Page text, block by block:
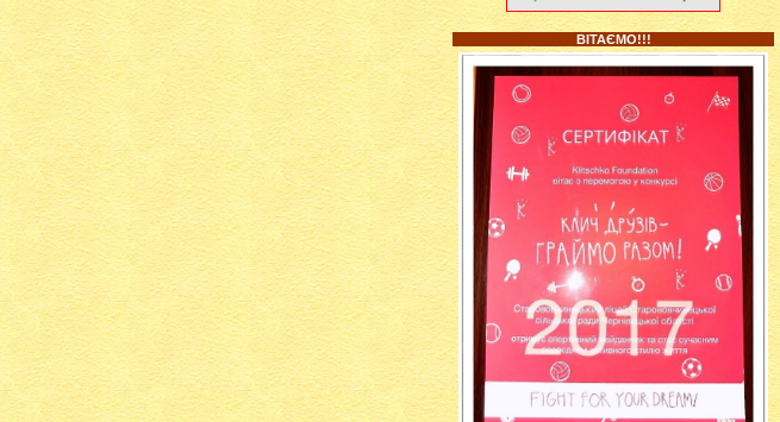
ВІТАЄМО!!!